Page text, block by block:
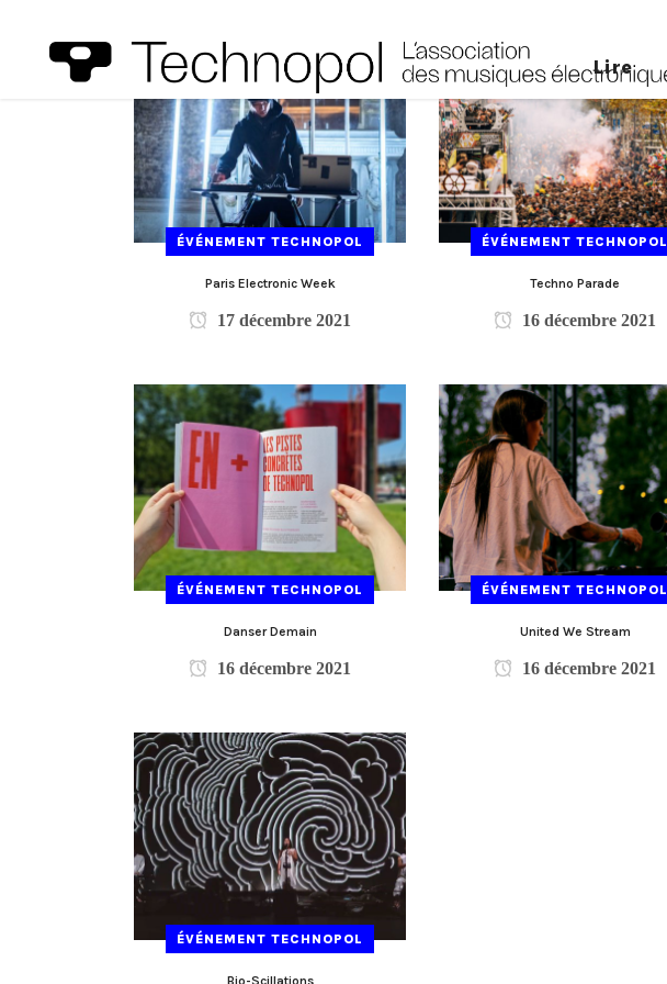
Lire
ÉVÉNEMENT TECHNOPOL
Paris Electronic Week
17 décembre 2021
ÉVÉNEMENT TECHNOPOL
Techno Parade
16 décembre 2021
ÉVÉNEMENT TECHNOPOL
Danser Demain
16 décembre 2021
ÉVÉNEMENT TECHNOPOL
United We Stream
16 décembre 2021
ÉVÉNEMENT TECHNOPOL
Bio-Scillations